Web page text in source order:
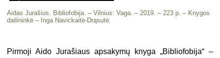
Aidas Jurašius. Bibliofobija. – Vilnius: Vaga. – 2019. – 223 p. – Knygos
dailininkė – Inga Navickaitė-Drąsutė.
Pirmoji Aido Jurašiaus apsakymų knyga „Bibliofobija“ –